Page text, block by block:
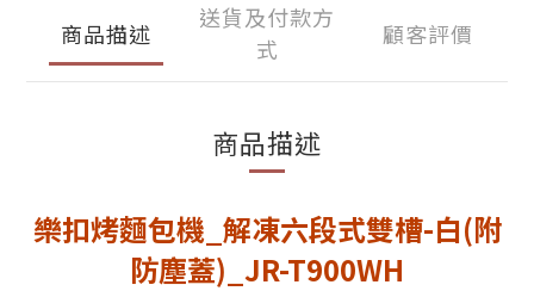
商品描述
送貨及付款方
式
顧客評價
商品描述
樂扣烤麵包機_解凍六段式雙槽-白(附
防塵蓋)_JR-T900WH